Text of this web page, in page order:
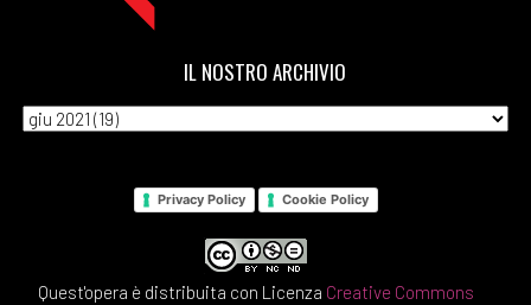
IL NOSTRO ARCHIVIO
Privacy Policy Cookie Policy
Quest'opera è distribuita con Licenza Creative Commons